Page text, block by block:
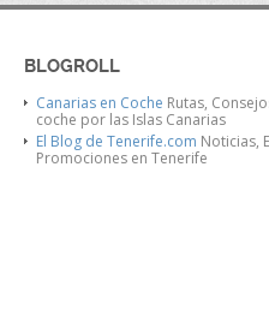
BLOGROLL
Canarias en Coche Rutas,
coche por las Islas Canarias
El Blog de Tenerife.com Noticias,
Promociones en Tenerife